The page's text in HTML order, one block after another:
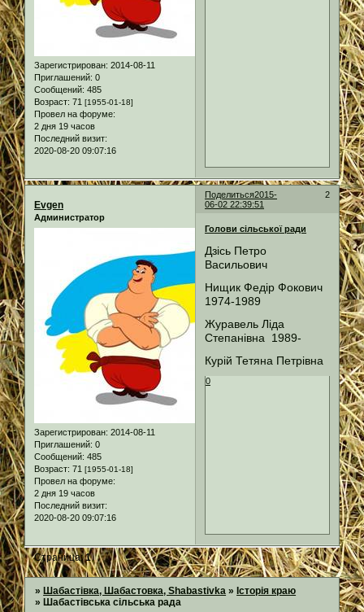
Зарегистрирован: 2014-08-11
Приглашений: 0
Сообщений: 485
Возраст: 71 [1955-01-18]
Провел на форуме:
2 дня 19 часов
Последний визит:
2020-08-20 09:07:16
Поделиться 2
2015-
06-02 22:39:51
Evgen
Администратор
Зарегистрирован: 2014-08-11
Приглашений: 0
Сообщений: 485
Возраст: 71 [1955-01-18]
Провел на форуме:
2 дня 19 часов
Последний визит:
2020-08-20 09:07:16
Голови сільської ради
Дзісь Петро
Васильович
Нищик Федір Фокович
1974-1989
Журавель Ліда
Степанівна 1989-
Курій Тетяна Петрівна
0
Страница:1
» Шабастівка, Шабастовка, Shabastivka » Історія краю
» Шабастівська сільська рада